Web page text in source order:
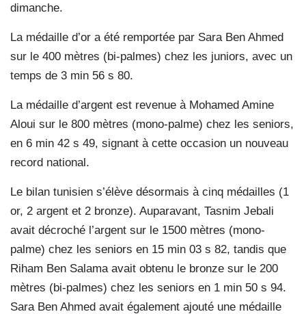
dimanche.
La médaille d’or a été remportée par Sara Ben Ahmed
sur le 400 mètres (bi-palmes) chez les juniors, avec un
temps de 3 min 56 s 80.
La médaille d’argent est revenue à Mohamed Amine
Aloui sur le 800 mètres (mono-palme) chez les seniors,
en 6 min 42 s 49, signant à cette occasion un nouveau
record national.
Le bilan tunisien s’élève désormais à cinq médailles (1
or, 2 argent et 2 bronze). Auparavant, Tasnim Jebali
avait décroché l’argent sur le 1500 mètres (mono-
palme) chez les seniors en 15 min 03 s 82, tandis que
Riham Ben Salama avait obtenu le bronze sur le 200
mètres (bi-palmes) chez les seniors en 1 min 50 s 94.
Sara Ben Ahmed avait également ajouté une médaille